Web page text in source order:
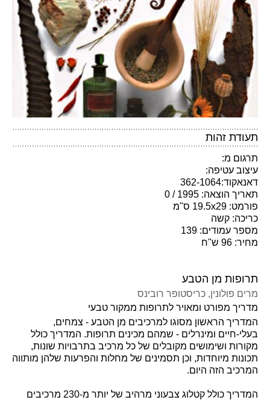
תעודת זהות
תרגום מ:
עיצוב עטיפה:
דאנאקוד:362-1064
תאריך הוצאה: 1995 / 0
פורמט: 19.5x29 ס"מ
כריכה: קשה
מספר עמודים: 139
מחיר: 96 ש"ח
תרופות מן הטבע
מרים פולונין, כריסטופר רובינס
מדריך מפורט ומאויר לתרופות ממקור טבעי
המדריך הראשון מסוגו למרכיבים מן הטבע - צמחים,
בעלי-חיים ומינרלים - שמהם מכינים תרופות. המדריך כולל
מקורות ושימושים מקובלים של כל מרכיב בתרבויות שונות,
תכונות מיוחדות, וכן תסמינים של מחלות והפרעות שלהן מותווה
המרכיב הזה היום.
המדריך כולל קטלוג צבעוני מרהיב של יותר מ-230 מרכיבים